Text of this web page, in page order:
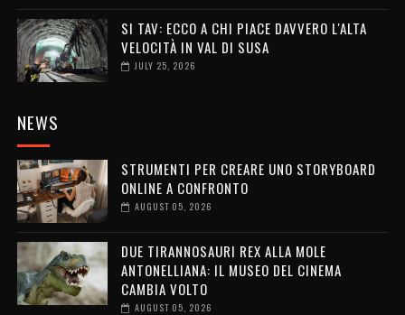
SI TAV: ECCO A CHI PIACE DAVVERO L'ALTA
VELOCITÀ IN VAL DI SUSA
JULY 25, 2026
NEWS
STRUMENTI PER CREARE UNO STORYBOARD
ONLINE A CONFRONTO
AUGUST 05, 2026
DUE TIRANNOSAURI REX ALLA MOLE
ANTONELLIANA: IL MUSEO DEL CINEMA
CAMBIA VOLTO
AUGUST 05, 2026